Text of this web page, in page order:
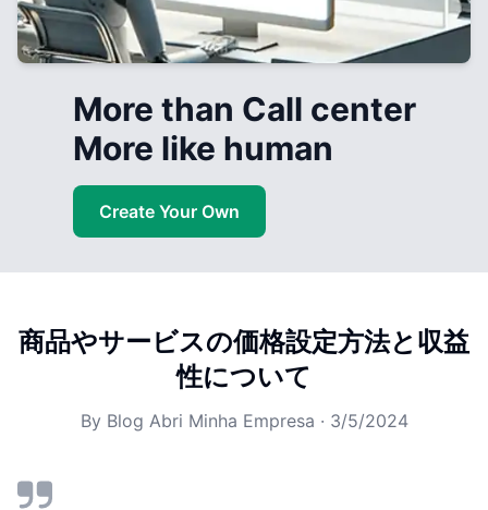
More than Call center
More like human
Create Your Own
商品やサービスの価格設定方法と収益
性について
By Blog Abri Minha Empresa · 3/5/2024